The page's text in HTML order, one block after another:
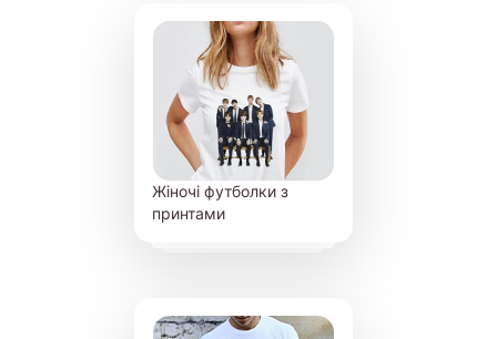
Жіночі футболки з
принтами